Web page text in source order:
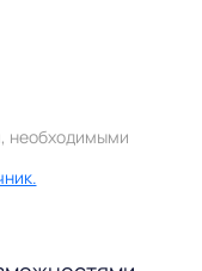
необходимыми